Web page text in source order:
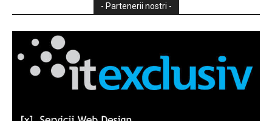
- Partenerii nostri -